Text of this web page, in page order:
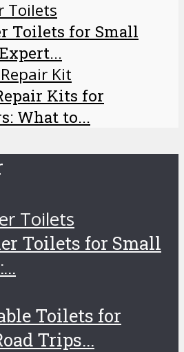
Toilets for Small
Kits for
What to...
Toilets for Small
Toilets for
Trips...